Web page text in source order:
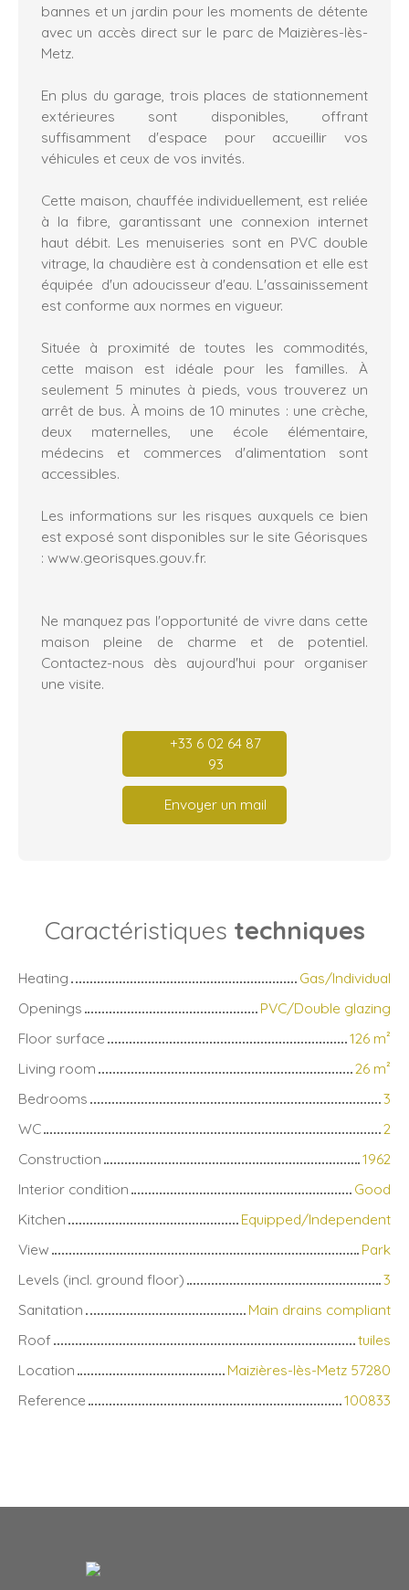
bannes et un jardin pour les moments de détente
avec un accès direct sur le parc de Maizières-lès-
Metz.
En plus du garage, trois places de stationnement
extérieures sont disponibles, offrant
suffisamment d'espace pour accueillir vos
véhicules et ceux de vos invités.
Cette maison, chauffée individuellement, est reliée
à la fibre, garantissant une connexion internet
haut débit. Les menuiseries sont en PVC double
vitrage, la chaudière est à condensation et elle est
équipée d'un adoucisseur d'eau. L'assainissement
est conforme aux normes en vigueur.
Située à proximité de toutes les commodités,
cette maison est idéale pour les familles. À
seulement 5 minutes à pieds, vous trouverez un
arrêt de bus. À moins de 10 minutes : une crèche,
deux maternelles, une école élémentaire,
médecins et commerces d'alimentation sont
accessibles.
Les informations sur les risques auxquels ce bien
est exposé sont disponibles sur le site Géorisques
: www.georisques.gouv.fr.
Ne manquez pas l'opportunité de vivre dans cette
maison pleine de charme et de potentiel.
Contactez-nous dès aujourd'hui pour organiser
une visite.
+33 6 02 64 87
93
Envoyer un mail
Caractéristiques techniques
Heating
Gas/Individual
Openings
PVC/Double glazing
Floor surface
126 m²
Living room
26 m²
Bedrooms
3
WC
2
Construction
1962
Interior condition
Good
Kitchen
Equipped/Independent
View
Park
Levels (incl. ground floor)
3
Sanitation
Main drains compliant
Roof
tuiles
Location
Maizières-lès-Metz 57280
Reference
100833